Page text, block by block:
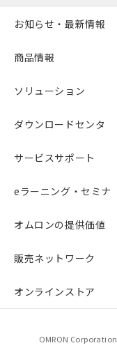
お知らせ・最新情報
商品情報
ソリューション
ダウンロードセンタ
サービスサポート
eラーニング・セミナ
オムロンの提供価値
販売ネットワーク
オンラインストア
OMRON Corporation